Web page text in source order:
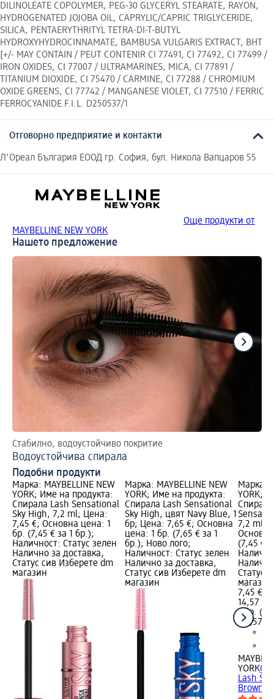
DILINOLEATE COPOLYMER, PEG-30 GLYCERYL STEARATE, RAYON,
HYDROGENATED JOJOBA OIL, CAPRYLIC/CAPRIC TRIGLYCERIDE,
SILICA, PENTAERYTHRITYL TETRA-DI-T-BUTYL
HYDROXYHYDROCINNAMATE, BAMBUSA VULGARIS EXTRACT, BHT
[+/- MAY CONTAIN / PEUT CONTENIR CI 77491, CI 77492, CI 77499 /
IRON OXIDES, CI 77007 / ULTRAMARINES, MICA, CI 77891 /
TITANIUM DIOXIDE, CI 75470 / CARMINE, CI 77288 / CHROMIUM
OXIDE GREENS, CI 77742 / MANGANESE VIOLET, CI 77510 / FERRIC
FERROCYANIDE F.I.L. D250537/1
Отговорно предприятие и контакти
Л'Ореал България ЕООД гр. София, бул. Никола Вапцаров 55
Още продукти от
MAYBELLINE NEW YORK
Нашето предложение
Стабилно, водоустойчиво покритие
Водоустойчива спирала
Подобни продукти
Марка: MAYBELLINE NEW
YORK; Име на продукта:
Спирала Lash Sensational
Sky High, 7,2 ml; Цена:
7,45 €; Основна цена: 1
бр. (7,45 € за 1 бр.);
Наличност: Статус зелен
Налично за доставка,
Статус сив Изберете dm
магазин
Марка: MAYBELLINE NEW
YORK; Име на продукта:
Спирала Lash Sensational
Sky High, цвят Navy Blue, 1
бр; Цена: 7,65 €; Основна
цена: 1 бр. (7,65 € за 1
бр.); Ново лого;
Наличност: Статус зелен
Налично за доставка,
Статус сив Изберете dm
магазин
Марка:
YORK;
7,2 ml;
(7,45 €
Статус
магазин
7,45 €
14,57 лв.
1 бр.
(14,57
YORK
Lash
Brown,